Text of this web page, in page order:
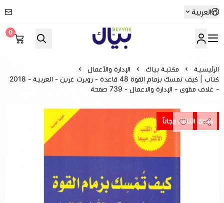
العربية
Beyyak
0
الرئيسية مكتبة بياك
الإدارة والأعمال
كتاب | كيف تمسك بزمام القوة 48 قاعدة - روبرت غرين‎ - العربية - 2018
- غلاف مقوى - الإدارة والاعمال - 739 صفحة
كتابك الثالث مجاناً